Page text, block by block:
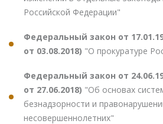
Российской Федерации"
Федеральный закон от
от 03.08.2018) "О прокуратуре
Федеральный закон от
от 27.06.2018) "Об основах
безнадзорности и
несовершеннолетних"